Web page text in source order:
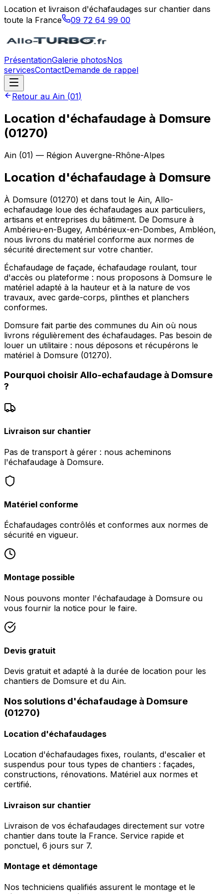
Location et livraison d'échafaudages sur chantier dans
toute la France
09 72 64 99 00
PrésentationGalerie photosNos
servicesContactDemande de rappel
Retour au Ain (01)
Location d'échafaudage à Domsure
(01270)
Ain (01) — Région Auvergne-Rhône-Alpes
Location d'échafaudage à Domsure
À Domsure (01270) et dans tout le Ain, Allo-
echafaudage loue des échafaudages aux particuliers,
artisans et entreprises du bâtiment. De Domsure à
Ambérieu-en-Bugey, Ambérieux-en-Dombes, Ambléon,
nous livrons du matériel conforme aux normes de
sécurité directement sur votre chantier.
Échafaudage de façade, échafaudage roulant, tour
d'accès ou plateforme : nous proposons à Domsure le
matériel adapté à la hauteur et à la nature de vos
travaux, avec garde-corps, plinthes et planchers
conformes.
Domsure fait partie des communes du Ain où nous
livrons régulièrement des échafaudages. Pas besoin de
louer un utilitaire : nous déposons et récupérons le
matériel à Domsure (01270).
Pourquoi choisir Allo-echafaudage à Domsure
?
Livraison sur chantier
Pas de transport à gérer : nous acheminons
l'échafaudage à Domsure.
Matériel conforme
Échafaudages contrôlés et conformes aux normes de
sécurité en vigueur.
Montage possible
Nous pouvons monter l'échafaudage à Domsure ou
vous fournir la notice pour le faire.
Devis gratuit
Devis gratuit et adapté à la durée de location pour les
chantiers de Domsure et du Ain.
Nos solutions d'échafaudage à Domsure
(01270)
Location d'échafaudages
Location d'échafaudages fixes, roulants, d'escalier et
suspendus pour tous types de chantiers : façades,
constructions, rénovations. Matériel aux normes et
certifié.
Livraison sur chantier
Livraison de vos échafaudages directement sur votre
chantier dans toute la France. Service rapide et
ponctuel, 6 jours sur 7.
Montage et démontage
Nos techniciens qualifiés assurent le montage et le